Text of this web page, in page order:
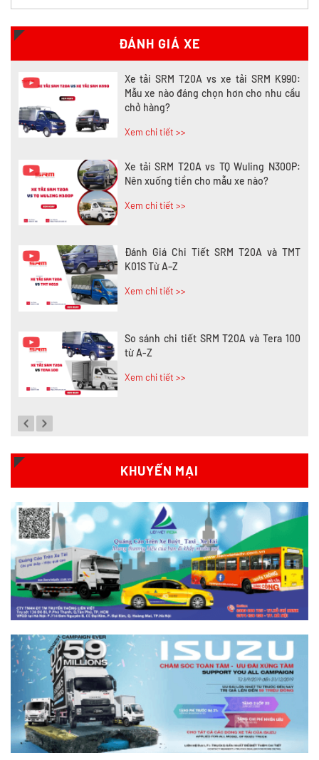
ĐÁNH GIÁ XE
Tìm hiểu chi tiết
Xe tải SRM T20A vs xe tải SRM K990:
Mẫu xe nào đáng chọn hơn cho nhu cầu
chở hàng?
Xem chi tiết >>
Xe tải SRM T20A vs TQ Wuling N300P:
Nên xuống tiền cho mẫu xe nào?
Xem chi tiết >>
Đánh Giá Chi Tiết SRM T20A và TMT
K01S Từ A–Z
Xem chi tiết >>
So sánh chi tiết SRM T20A và Tera 100
từ A-Z
Xem chi tiết >>
Xem chi tiết >>
So sánh xe tải SRM T35 và SRM T50: Nên
nâng tải hay tiết kiệm?
Xem chi tiết >>
So sánh xe tải SRM T35 và SRM K990:
Khác biệt gì và chọn sao cho đúng?
Xem chi tiết >>
So sánh xe tải SRM T35 và Tera 100s:
Nên chọn dòng nào?
Xem chi tiết >>
KHUYẾN MẠI